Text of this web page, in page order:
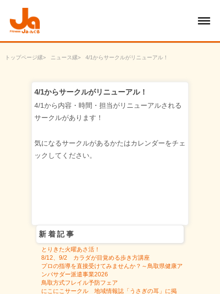
トップページ ニュース 4/1からサークルがリニューアル！
4/1からサークルがリニューアル！
4/1から内容・時間・担当がリニューアルされる
サークルがあります！
気になるサークルがあるかたはカレンダーをチェ
ックしてください。
新着記事
とりきた火曜あさ活！
8/12、9/2 カラダが目覚める歩き方講座
プロの指導を直接受けてみませんか？～鳥取県健康ア
ンバサダー派遣事業2026
鳥取方式フレイル予防フェア
にこにこサークル 地域情報誌「うさぎの耳」に掲